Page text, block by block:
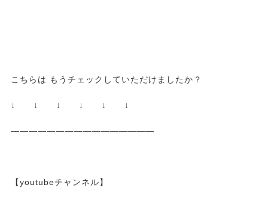
こちらは もうチェックしていただけましたか？
↓ ↓ ↓ ↓ ↓ ↓
————————————————
【youtubeチャンネル】